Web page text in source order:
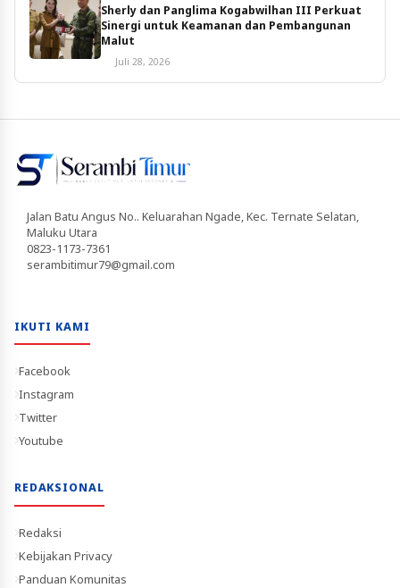
Sherly dan Panglima Kogabwilhan III Perkuat
Sinergi untuk Keamanan dan Pembangunan
Malut
Juli 28, 2026
Jalan Batu Angus No.. Keluarahan Ngade, Kec. Ternate Selatan,
Maluku Utara
0823-1173-7361
serambitimur79@gmail.com
IKUTI KAMI
Facebook
Instagram
Twitter
Youtube
REDAKSIONAL
Redaksi
Kebijakan Privacy
Panduan Komunitas